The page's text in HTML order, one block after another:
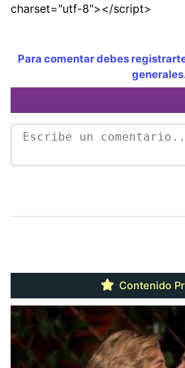
charset="utf-8"></script>
Para comentar debes
Contenido